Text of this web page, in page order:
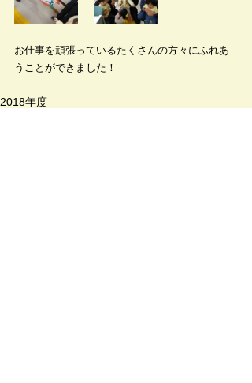
お仕事を頑張っているたくさんの方々にふれあ
うことができました！
2018年度